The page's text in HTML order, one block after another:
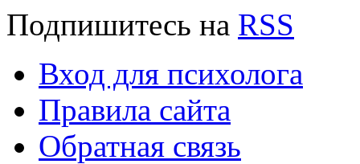
Подпишитесь на RSS
Вход для психолога
Правила сайта
Обратная связь